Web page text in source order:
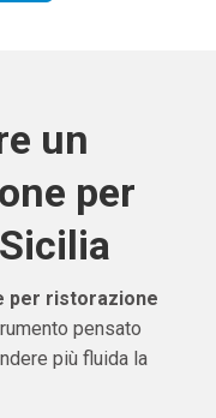
un
per
per ristorazione
pensato
più fluida la